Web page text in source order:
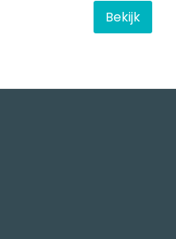
Bekijk